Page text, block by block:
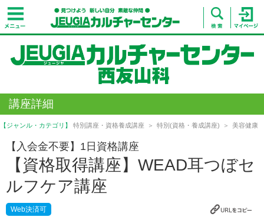
講座詳細
【ジャンル・カテゴリ】 特別講座・資格養成講座 特別(資格・養成講座) 美容健康
【入会金不要】1日資格講座
【資格取得講座】WEAD耳つぼセ
ルフケア講座
Web決済可